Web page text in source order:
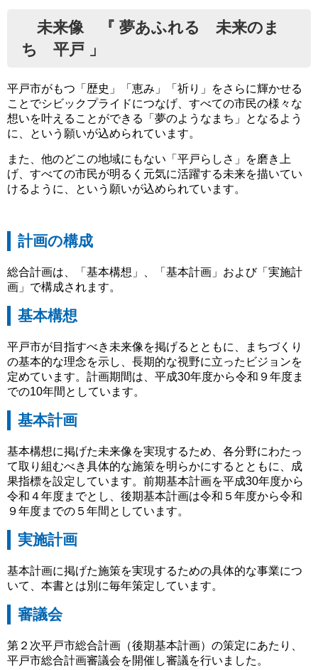
未来像 『 夢あふれる 未来のま
ち 平戸 」
平戸市がもつ「歴史」「恵み」「祈り」をさらに輝かせる
ことでシビックプライドにつなげ、すべての市民の様々な
想いを叶えることができる「夢のようなまち」となるよう
に、という願いが込められています。
また、他のどこの地域にもない「平戸らしさ」を磨き上
げ、すべての市民が明るく元気に活躍する未来を描いてい
けるように、という願いが込められています。
計画の構成
総合計画は、「基本構想」、「基本計画」および「実施計
画」で構成されます。
基本構想
平戸市が目指すべき未来像を掲げるとともに、まちづくり
の基本的な理念を示し、長期的な視野に立ったビジョンを
定めています。計画期間は、平成30年度から令和９年度ま
での10年間としています。
基本計画
基本構想に掲げた未来像を実現するため、各分野にわたっ
て取り組むべき具体的な施策を明らかにするとともに、成
果指標を設定しています。前期基本計画を平成30年度から
令和４年度までとし、後期基本計画は令和５年度から令和
９年度までの５年間としています。
実施計画
基本計画に掲げた施策を実現するための具体的な事業につ
いて、本書とは別に毎年策定しています。
審議会
第２次平戸市総合計画（後期基本計画）の策定にあたり、
平戸市総合計画審議会を開催し審議を行いました。